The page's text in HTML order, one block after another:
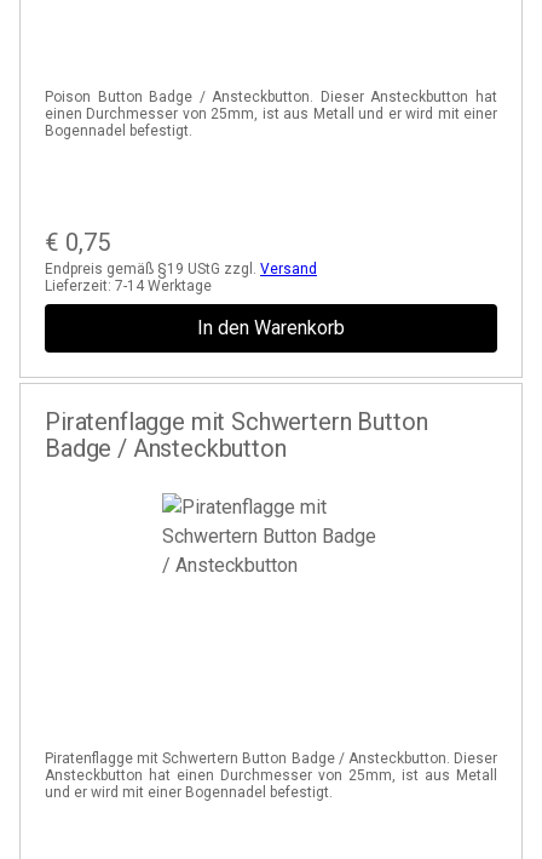
Poison Button Badge / Ansteckbutton. Dieser Ansteckbutton hat
einen Durchmesser von 25mm, ist aus Metall und er wird mit einer
Bogennadel befestigt.
€ 0,75
Endpreis gemäß §19 UStG zzgl. Versand
Lieferzeit: 7-14 Werktage
In den Warenkorb
Piratenflagge mit Schwertern Button
Badge / Ansteckbutton
Piratenflagge mit Schwertern Button Badge / Ansteckbutton. Dieser
Ansteckbutton hat einen Durchmesser von 25mm, ist aus Metall
und er wird mit einer Bogennadel befestigt.